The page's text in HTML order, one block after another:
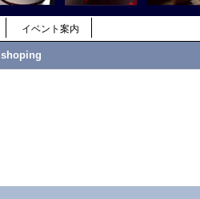
イベント案内
shoping